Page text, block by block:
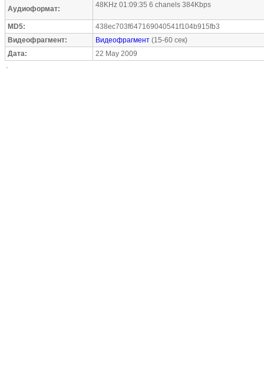
Аудиоформат: 48KHz 01:09:35 6 chanels 384Kbps
MD5:
438ec703f647169040541f104b915fb3
Видеофрагмент:
Видеофрагмент (15-60 сек)
Дата:
22 May 2009